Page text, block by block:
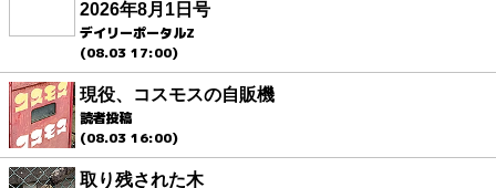
2026年8月1日号
デイリーポータルZ
(08.03 17:00)
現役、コスモスの自販機
読者投稿
(08.03 16:00)
取り残された木